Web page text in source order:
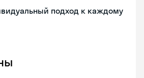
подход к каждому